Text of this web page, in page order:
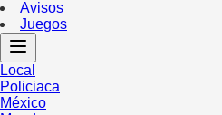
Avisos
Juegos
Local
Policiaca
México